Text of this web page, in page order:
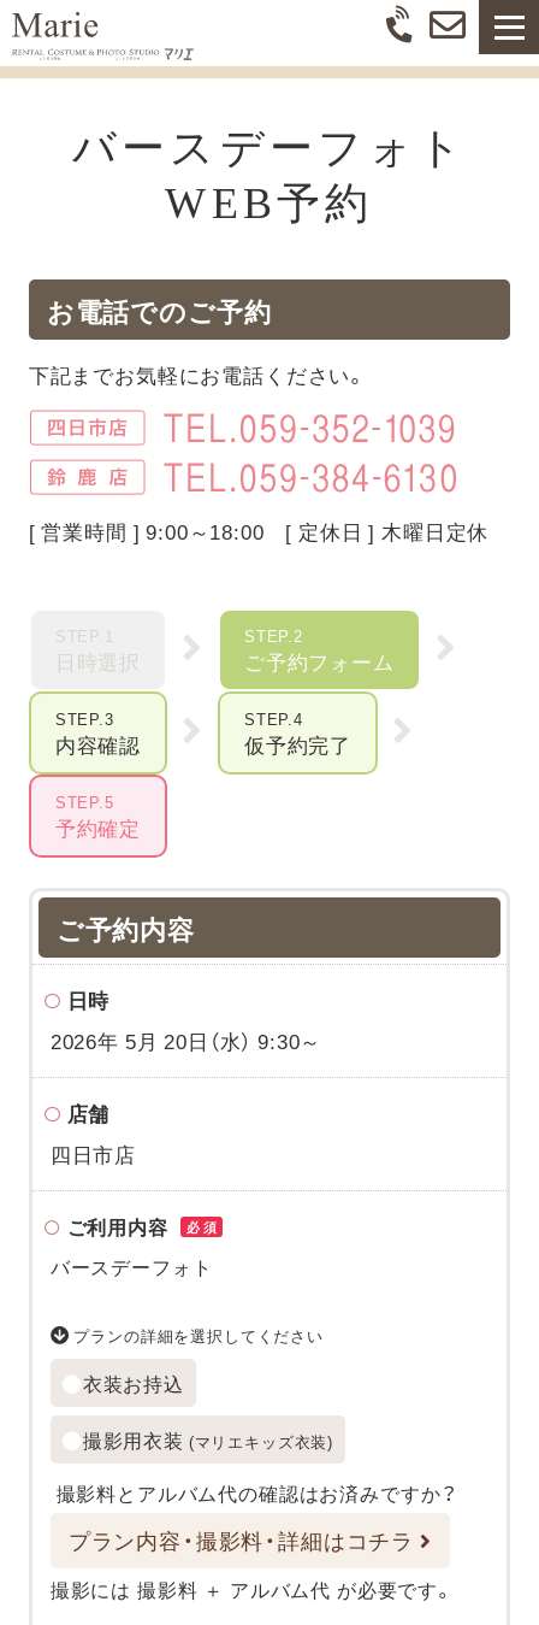
バースデーフォト
WEB予約
お電話でのご予約
下記までお気軽にお電話ください。
[ 営業時間 ] 9:00～18:00 [ 定休日 ] 木曜日定休
STEP.1
日時選択
STEP.2
ご予約フォーム
STEP.3
内容確認
STEP.4
仮予約完了
STEP.5
予約確定
ご予約内容
日時
2026年 5月 20日（水） 9:30～
店舗
四日市店
ご利用内容 必須
バースデーフォト
プランの詳細を選択してください
衣装お持込
撮影用衣装 (マリエキッズ衣装)
撮影料とアルバム代の確認はお済みですか？
プラン内容・撮影料・詳細はコチラ
撮影には 撮影料 ＋ アルバム代 が必要です。